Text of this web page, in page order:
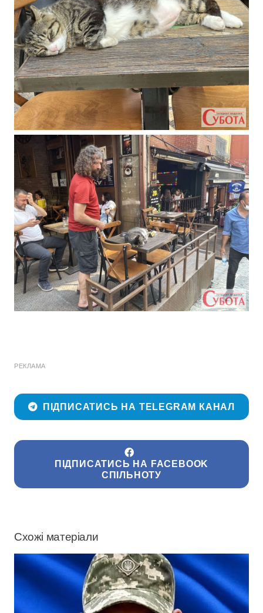
РЕКЛАМА
ПІДПИСАТИСЬ НА TELEGRAM КАНАЛ
ПІДПИСАТИСЬ НА FACEBOOK
СПІЛЬНОТУ
Схожі матеріали